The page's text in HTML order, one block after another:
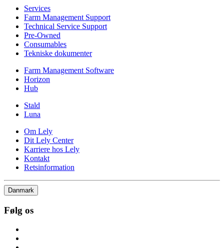
Services
Farm Management Support
Technical Service Support
Pre-Owned
Consumables
Tekniske dokumenter
Farm Management Software
Horizon
Hub
Stald
Luna
Om Lely
Dit Lely Center
Karriere hos Lely
Kontakt
Retsinformation
Danmark
Følg os